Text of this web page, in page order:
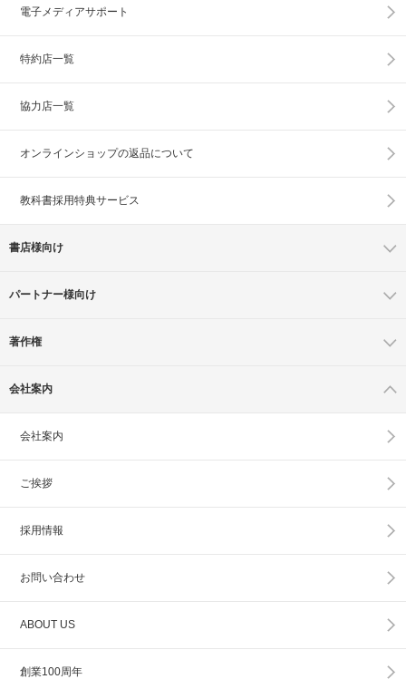
電子メディアサポート
特約店一覧
協力店一覧
オンラインショップの返品について
教科書採用特典サービス
書店様向け
パートナー様向け
著作権
会社案内
会社案内
ご挨拶
採用情報
お問い合わせ
ABOUT US
創業100周年